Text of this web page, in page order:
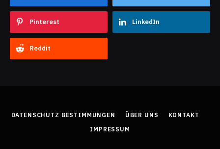
Pinterest LinkedIn
Reddit
DATENSCHUTZ BESTIMMUNGEN ÜBER UNS
KONTAKT
IMPRESSUM